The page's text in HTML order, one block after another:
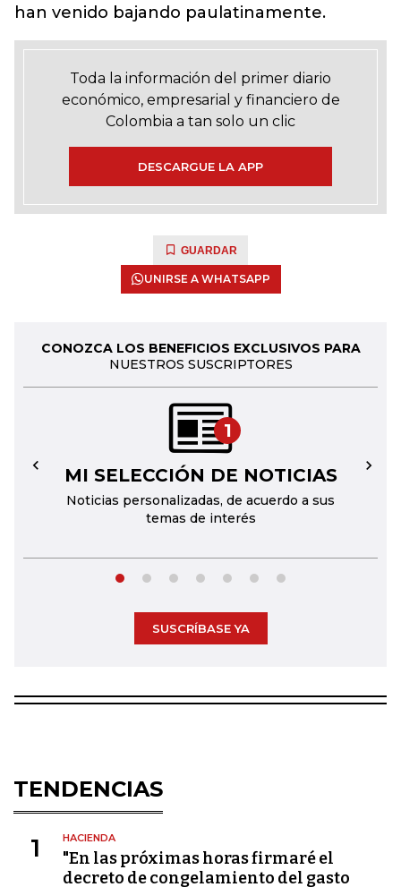
han venido bajando paulatinamente.
Toda la información del primer diario
económico, empresarial y financiero de
Colombia a tan solo un clic
DESCARGUE LA APP
GUARDAR
UNIRSE A WHATSAPP
CONOZCA LOS BENEFICIOS EXCLUSIVOS PARA
NUESTROS SUSCRIPTORES
1
MI SELECCIÓN DE NOTICIAS
Noticias personalizadas, de acuerdo a sus
temas de interés
← →
SUSCRÍBASE YA
TENDENCIAS
1 HACIENDA
"En las próximas horas firmaré el
decreto de congelamiento del gasto